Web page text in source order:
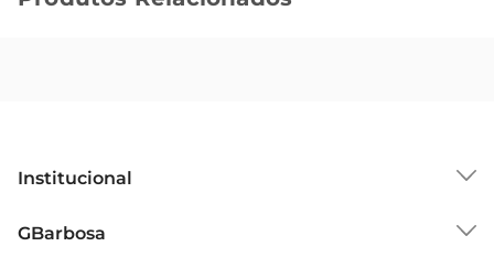
Institucional
Grupo Cencosud
GBarbosa